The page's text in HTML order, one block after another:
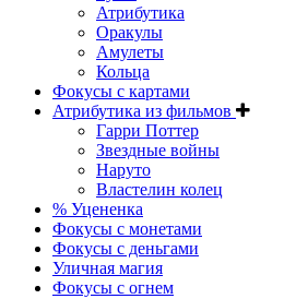
Атрибутика
Оракулы
Амулеты
Кольца
Фокусы с картами
Атрибутика из фильмов
Гарри Поттер
Звездные войны
Наруто
Властелин колец
% Уцененка
Фокусы с монетами
Фокусы с деньгами
Уличная магия
Фокусы с огнем